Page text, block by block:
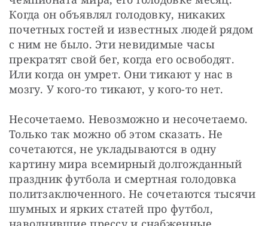
Когда он объявлял голодовку, никаких
почетных гостей и известных людей рядом
с ним не было. Эти невидимые часы
прекратят свой бег, когда его освободят.
Или когда он умрет. Они тикают у нас в
мозгу. У кого-то тикают, у кого-то нет.
Несочетаемо. Невозможно и несочетаемо.
Только так можно об этом сказать. Не
сочетаются, не укладываются в одну
картину мира всемирный долгожданный
праздник футбола и смертная голодовка
политзаключенного. Не сочетаются тысячи
шумных и ярких статей про футбол,